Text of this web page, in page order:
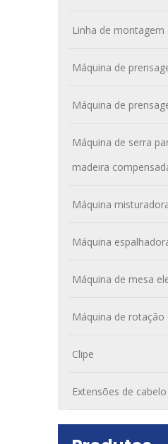
Linha de
Máquina de
Máquina de
Máquina de serra
madeira
Máquina
Máquina
Máquina de mesa
Máquina de rotação
Clipe
Extensões de cabelo